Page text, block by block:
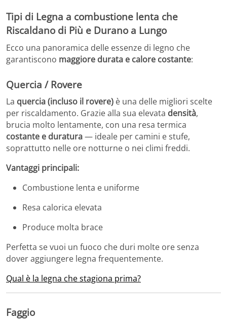
Tipi di Legna a combustione lenta che
Riscaldano di Più e Durano a Lungo
Ecco una panoramica delle essenze di legno che
garantiscono maggiore durata e calore costante:
Quercia / Rovere
La quercia (incluso il rovere) è una delle migliori scelte
per riscaldamento. Grazie alla sua elevata densità,
brucia molto lentamente, con una resa termica
costante e duratura— ideale per camini e stufe,
soprattutto nelle ore notturne o nei climi freddi.
Vantaggi principali:
Combustione lenta e uniforme
Resa calorica elevata
Produce molta brace
Perfetta se vuoi un fuoco che duri molte ore senza
dover aggiungere legna frequentemente.
Qual è la legna che stagiona prima?
Faggio